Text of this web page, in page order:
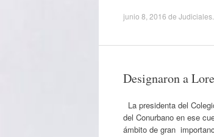
junio 8, 2016 de Judiciales
Designaron a
La presidenta del
del Conurbano en ese
ámbito de gran